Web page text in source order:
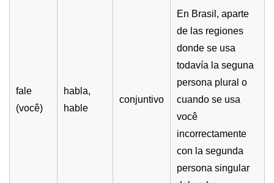
fale
(você)
habla,
hable
conjuntivo
En Brasil, aparte
de las regiones
donde se usa
todavía la seguna
persona plural o
cuando se usa
você
incorrectamente
con la segunda
persona singular